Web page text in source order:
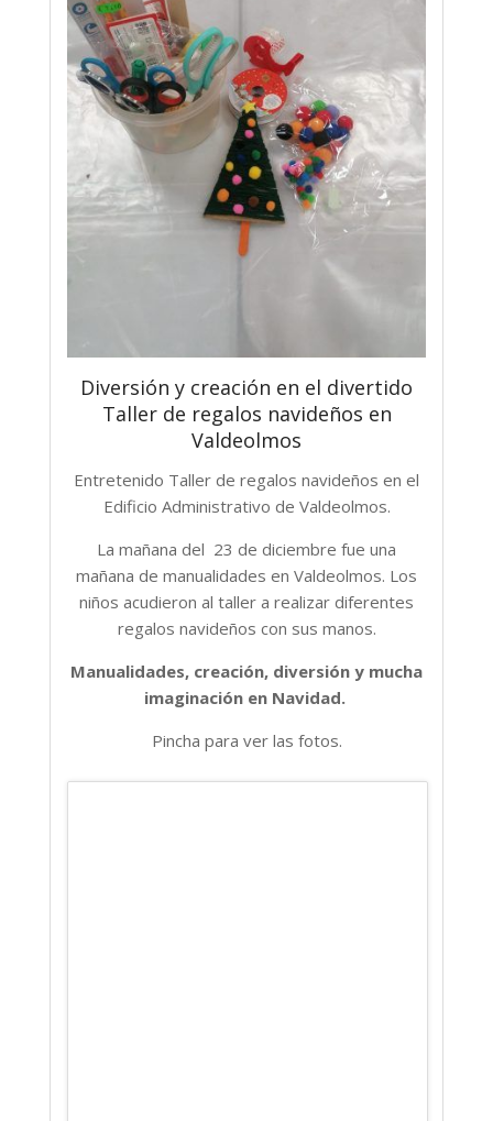
Diversión y creación en el divertido
Taller de regalos navideños en
Valdeolmos
Entretenido Taller de regalos navideños en el
Edificio Administrativo de Valdeolmos.
La mañana del 23 de diciembre fue una
mañana de manualidades en Valdeolmos. Los
niños acudieron al taller a realizar diferentes
regalos navideños con sus manos.
Manualidades, creación, diversión y mucha
imaginación en Navidad.
Pincha para ver las fotos.